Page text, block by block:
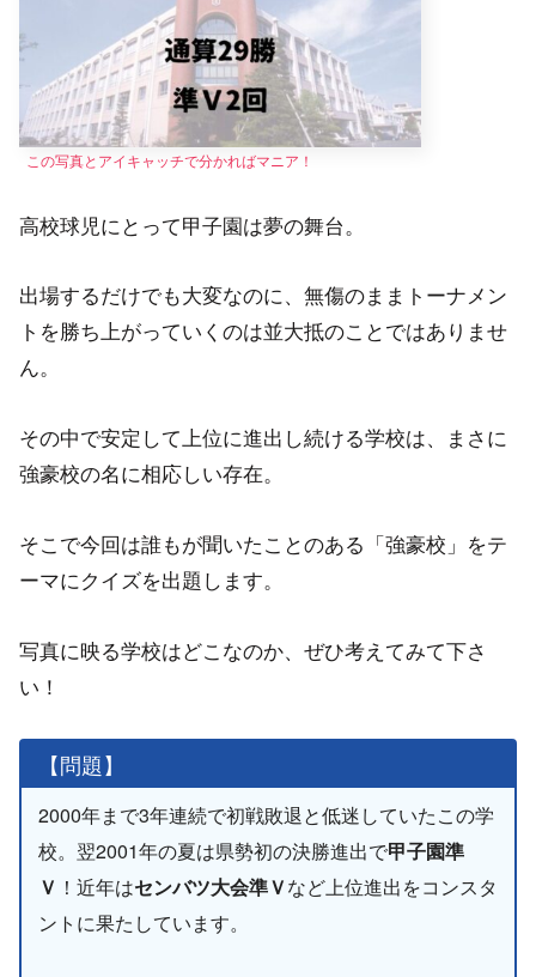
この写真とアイキャッチで分かればマニア ！
高校球児にとって甲子園は夢の舞台。
出場するだけでも大変なのに、無傷のままトーナメン
トを勝ち上がっていくのは並大抵のことではありませ
ん。
その中で安定して上位に進出し続ける学校は、まさに
強豪校の名に相応しい存在。
そこで今回は誰もが聞いたことのある「強豪校」をテ
ーマにクイズを出題します。
写真に映る学校はどこなのか、ぜひ考えてみて下さ
い！
【問題】
2000年まで3年連続で初戦敗退と低迷していたこの学
校。翌2001年の夏は県勢初の決勝進出で甲子園準
Ｖ ！近年はセンバツ大会準Ｖなど上位進出をコンスタ
ントに果たしています。